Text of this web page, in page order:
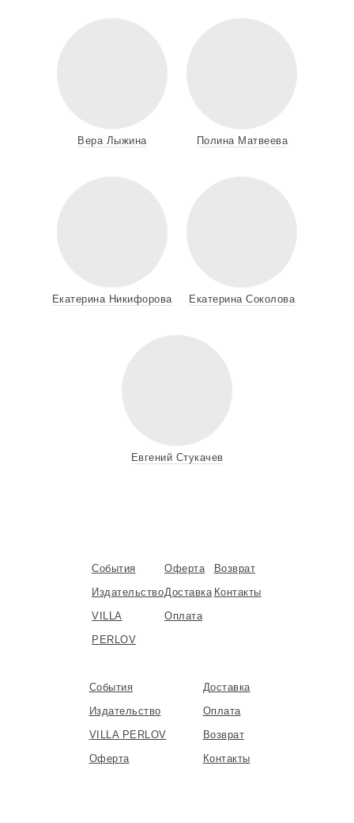
Вера Лыжина Полина Матвеева
Екатерина Никифорова Екатерина Соколова
Евгений Стукачев
События
Издательство
VILLA
PERLOV
Оферта
Доставка
Оплата
Возврат
Контакты
События
Издательство
VILLA PERLOV
Оферта
Доставка
Оплата
Возврат
Контакты